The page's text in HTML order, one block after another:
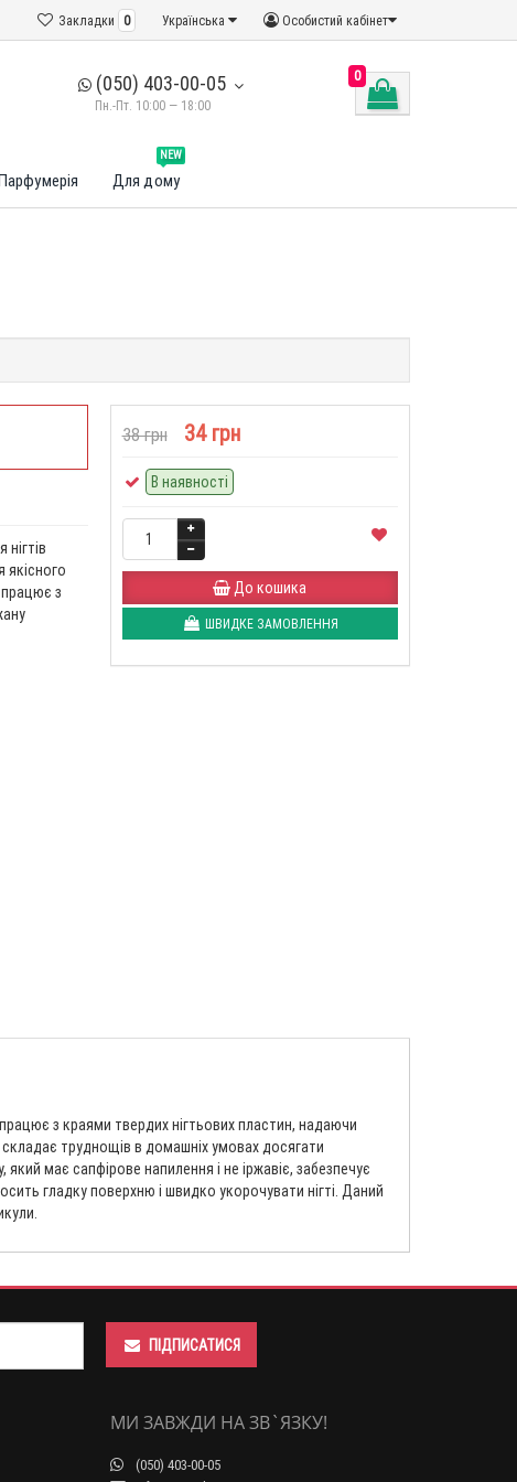
Особистий кабінет
Українська
Закладки 0
(050) 403-00-05
Пн.-Пт. 10:00 — 18:00
0
NEW
Для дому
якісного
з
38 грн 34 грн
В наявності
До кошика
ШВИДКЕ ЗАМОВЛЕННЯ
з краями твердих нігтьових пластин, надаючи
труднощів в домашніх умовах досягати
має сапфірове напилення і не іржавіє, забезпечує
гладку поверхню і швидко укорочувати нігті. Даний
ПІДПИСАТИСЯ
МИ ЗАВЖДИ НА ЗВ`ЯЗКУ!
(050) 403-00-05